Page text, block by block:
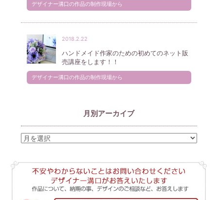
デザイナー溝口の作品の制作現場から
2018.2.22
ハンドメイド作家のための初めてのネット販
売講座をします！！
デザイナー溝口の作品の制作現場から
月別アーカイブ